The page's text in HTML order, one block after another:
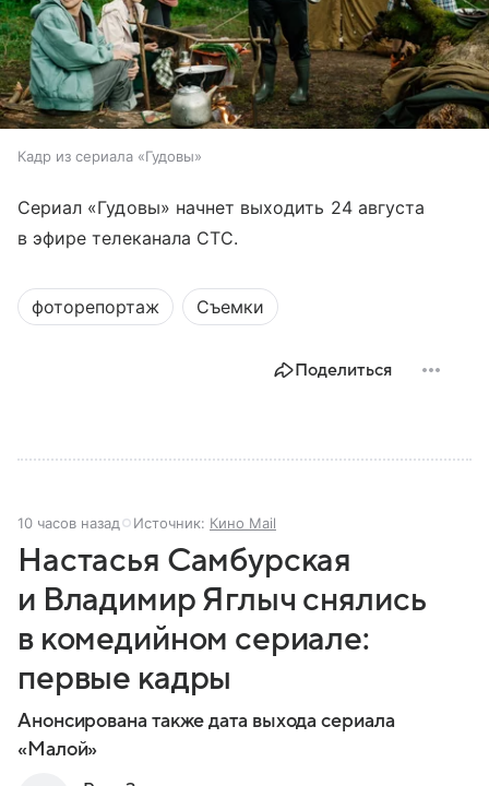
Кадр из сериала «Гудовы»
Сериал «Гудовы» начнет выходить 24 августа
в эфире телеканала СТС.
фоторепортаж Съемки
Поделиться
10 часов назад Источник: Кино Mail
Настасья Самбурская
и Владимир Яглыч снялись
в комедийном сериале:
первые кадры
Анонсирована также дата выхода сериала
«Малой»